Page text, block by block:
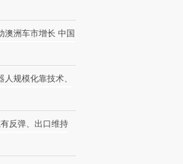
澳洲车市增长 中国
规模化靠技术、
反弹、出口维持